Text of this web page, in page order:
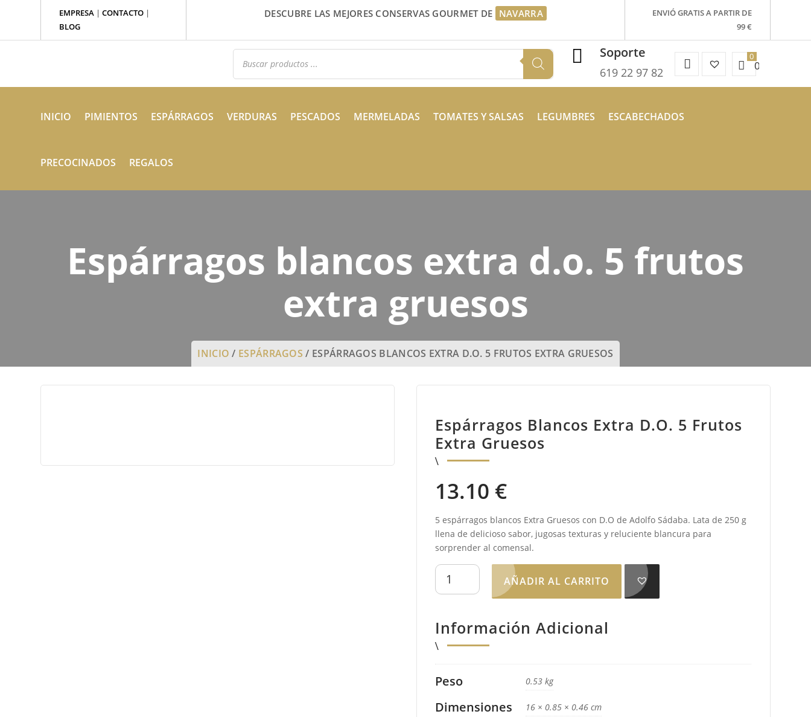
EMPRESA |CONTACTO |
BLOG
DESCUBRE LAS MEJORES CONSERVAS GOURMET DE NAVARRA
ENVIÓ GRATIS A PARTIR DE
99 €
Búsqueda
productos
 Soporte
619 22 97 82
Mi
Cuenta
Favoritos
–
0.00
INICIO PIMIENTOS ESPÁRRAGOS VERDURAS PESCADOS MERMELADAS TOMATES Y SALSAS LEGUMBRES ESCABECHADOS
PRECOCINADOS REGALOS
Espárragos blancos extra d.o. 5 frutos
extra gruesos
INICIO / ESPÁRRAGOS / ESPÁRRAGOS BLANCOS EXTRA D.O. 5 FRUTOS EXTRA GRUESOS
Espárragos Blancos Extra D.o. 5 Frutos
Extra Gruesos
13.10 €
5 espárragos blancos Extra Gruesos con D.O de Adolfo Sádaba. Lata de 250 g
llena de delicioso sabor, jugosas texturas y reluciente blancura para
sorprender al comensal.
Espárragos
blancos
5
frutos
gruesos
cantidad
AÑADIR AL CARRITO
Información Adicional
Peso 0.53 kg
Dimensiones 16 × 0.85 × 0.46 cm